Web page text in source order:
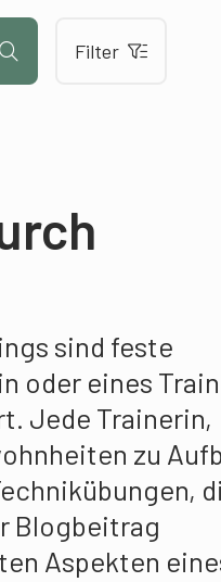
Filter
sind feste
oder eines
Jede Trainerin,
zu
Blogbeitrag
Aspekten